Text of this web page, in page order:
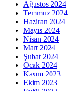
Ağustos 2024
Temmuz 2024
Haziran 2024
Mayıs 2024
Nisan 2024
Mart 2024
Şubat 2024
Ocak 2024
Kasım 2023
Ekim 2023